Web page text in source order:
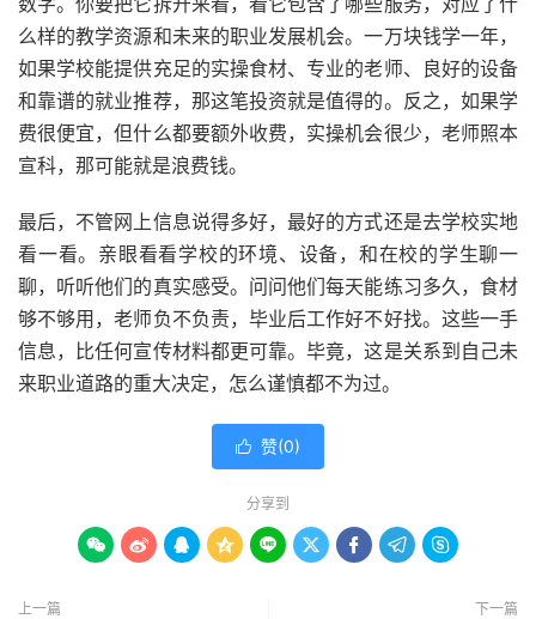
么样的教学资源和未来的职业发展机会。一万块钱学一年，
如果学校能提供充足的实操食材、专业的老师、良好的设备
和靠谱的就业推荐，那这笔投资就是值得的。反之，如果学
费很便宜，但什么都要额外收费，实操机会很少，老师照本
宣科，那可能就是浪费钱。
最后，不管网上信息说得多好，最好的方式还是去学校实地
看一看。亲眼看看学校的环境、设备，和在校的学生聊一
聊，听听他们的真实感受。问问他们每天能练习多久，食材
够不够用，老师负不负责，毕业后工作好不好找。这些一手
信息，比任何宣传材料都更可靠。毕竟，这是关系到自己未
来职业道路的重大决定，怎么谨慎都不为过。
 赞(0)
分享到
        
上一篇 下一篇